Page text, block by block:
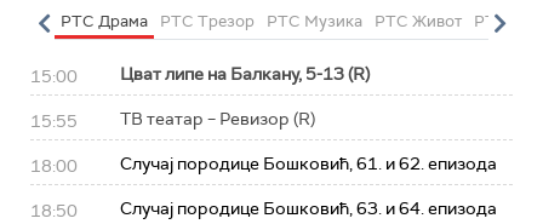
РТС Драма РТС Трезор РТС Музика РТС Живот РТС
15:00 Цват липе на Балкану, 5-13 (R)
15:55 ТВ театар – Ревизор (R)
18:00 Случај породице Бошковић, 61. и 62. епизода
18:50 Случај породице Бошковић, 63. и 64. епизода